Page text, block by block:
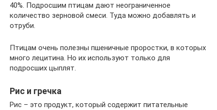
40%. Подросшим птицам дают неограниченное
количество зерновой смеси. Туда можно добавлять и
отруби.
Птицам очень полезны пшеничные проростки, в которых
много лецитина. Но их используют только для
подросших цыплят.
Рис и гречка
Рис – это продукт, который содержит питательные